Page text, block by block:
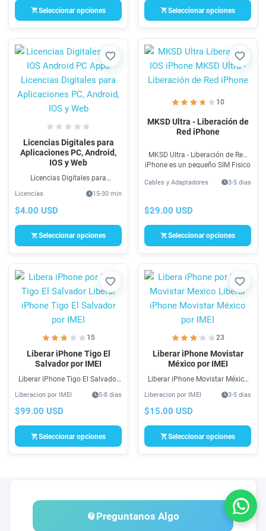
Seleccionar opciones Seleccionar opciones
Favorito
Licencias Digitales para
Aplicaciones PC, Android,
IOS y Web
Licencias Digitales para
Web y Descargables oficiales, sin
trucos, legales, 100% seguro y
Licencias 15-30 min
$4.00 USD
Seleccionar opciones
10
MKSD Ultra - Liberación de
Red iPhone
MKSD Ultra - Liberación de Red
iPhone es un pequeño SIM Fisico
card original con la finalidad de
Cables y Adaptadores 3-5 dias
$29.00 USD
Seleccionar opciones
Favorito
15
Liberar iPhone Tigo El
Salvador por IMEI
Liberar iPhone Tigo El Salvador
económico y bastante fácil que
le ayuda a Liberar iPhone Tigo El
Liberacion por IMEI 5-8 dias
$99.00 USD
Seleccionar opciones
23
Liberar iPhone Movistar
México por IMEI
Liberar iPhone Movistar México
económico y bastante fácil que
le ayuda a Liberar iPhone
Liberacion por IMEI 3-5 dias
$15.00 USD
Seleccionar opciones
Preguntanos Algo